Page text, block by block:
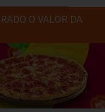
O VALOR DA